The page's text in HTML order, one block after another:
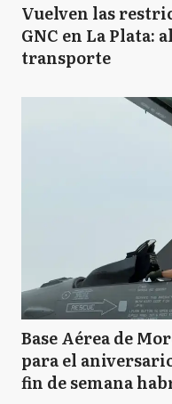
Vuelven las
GNC en La Plata:
transporte
Base Aérea de
para el
fin de semana